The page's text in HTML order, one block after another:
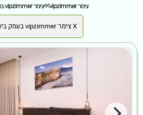
צימר vipzimmer >>צימר vipzimmer בעמק בית שאן
X צימר vipzimmer בעמק בית שאן